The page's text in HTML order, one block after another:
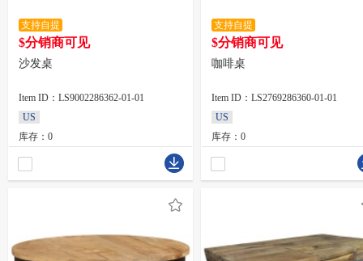
支持自提
$分销商可见
沙发桌
Item ID：LS9002286362-01-01
US
库存：0
支持自提
$分销商可见
咖啡桌
Item ID：LS2769286360-01-01
US
库存：0